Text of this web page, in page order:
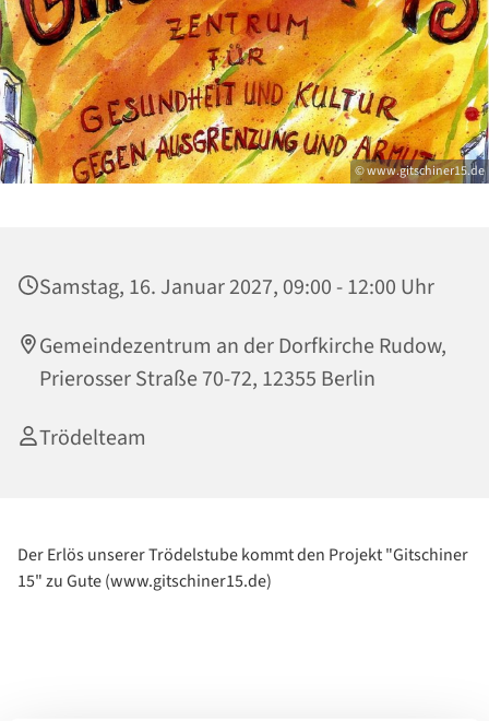
© www.gitschiner15.de
Samstag, 16. Januar 2027, 09:00 - 12:00 Uhr
Gemeindezentrum an der Dorfkirche Rudow,
Prierosser Straße 70-72, 12355 Berlin
Trödelteam
Der Erlös unserer Trödelstube kommt den Projekt "Gitschiner
15" zu Gute (www.gitschiner15.de)